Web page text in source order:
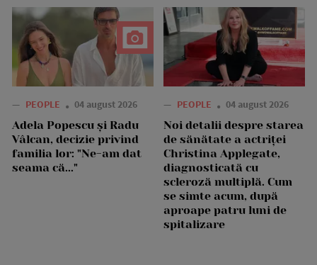
— PEOPLE 04 august 2026
Adela Popescu și Radu
Vâlcan, decizie privind
familia lor: "Ne-am dat
seama că..."
— PEOPLE 04 august 2026
Noi detalii despre starea
de sănătate a actriței
Christina Applegate,
diagnosticată cu
scleroză multiplă. Cum
se simte acum, după
aproape patru luni de
spitalizare